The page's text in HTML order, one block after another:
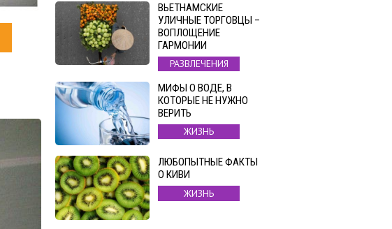
ВЬЕТНАМСКИЕ
УЛИЧНЫЕ ТОРГОВЦЫ –
ВОПЛОЩЕНИЕ
ГАРМОНИИ
РАЗВЛЕЧЕНИЯ
МИФЫ О ВОДЕ, В
КОТОРЫЕ НЕ НУЖНО
ВЕРИТЬ
ЖИЗНЬ
ЛЮБОПЫТНЫЕ ФАКТЫ
О КИВИ
ЖИЗНЬ